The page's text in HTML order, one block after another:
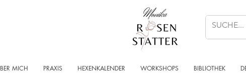
MICH PRAXIS HEXENKALENDER WORKSHOPS BIBLIOTHEK